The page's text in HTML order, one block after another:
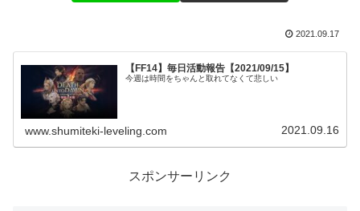
2021.09.17
【FF14】毎日活動報告【2021/09/15】
今週は時間をちゃんと取れてなくて悲しい
www.shumiteki-leveling.com 2021.09.16
スポンサーリンク